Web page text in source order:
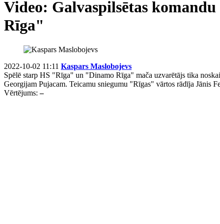
Video: Galvaspilsētas
Rīga"
2022-10-02 11:11 Kaspars Maslobojevs
Spēlē starp HS "Rīga" un "Dinamo Rīga" mača uzvarētājs tika
Georgijam Pujacam. Teicamu sniegumu "Rīgas" vārtos rādīja Jānis
Vērtējums:–